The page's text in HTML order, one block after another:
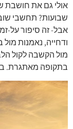
אולי גם את חושבת
שבועות? תחשבי
אבל- זה סיפור על-
ודחייה, נאמנות
מול הקשבה לקול
בתקופה מאתגרת.